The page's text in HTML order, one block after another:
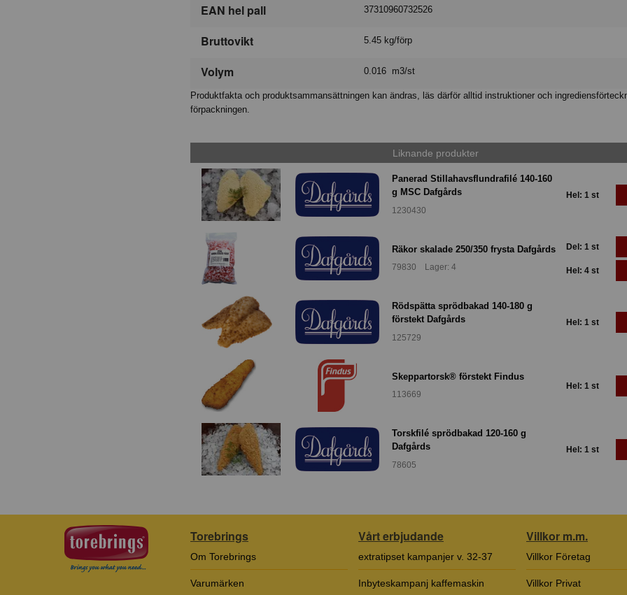
EAN hel pall 37310960732526
Bruttovikt 5.45 kg/förp
Volym 0.016 m3/st
Produktfakta och produktsammansättningen kan ändras, läs därför alltid instruktioner och
förpackningen.
Liknande produkter
Panerad Stillahavsflundrafilé 140-160
g MSC Dafgårds
1230430
Hel: 1 st
Räkor skalade 250/350 frysta Dafgårds
79830 Lager: 4
Del: 1 st
Hel: 4 st
Rödspätta sprödbakad 140-180 g
förstekt Dafgårds
125729
Hel: 1 st
Skeppartorsk® förstekt Findus
113669
Hel: 1 st
Torskfilé sprödbakad 120-160 g
Dafgårds
78605
Hel: 1 st
Torebrings
Om Torebrings
Varumärken
Vårt erbjudande
extratipset kampanjer v. 32-37
Inbyteskampanj kaffemaskin
Villkor m.m.
Villkor Företag
Villkor Privat